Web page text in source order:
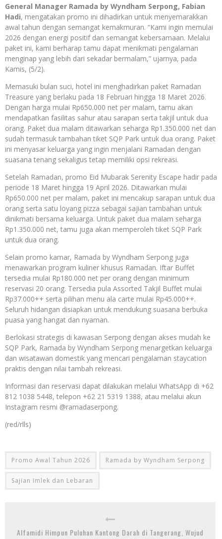
General Manager Ramada by Wyndham Serpong, Fabian
Hadi, mengatakan promo ini dihadirkan untuk menyemarakkan
awal tahun dengan semangat kemakmuran. “Kami ingin memulai
2026 dengan energi positif dan semangat kebersamaan. Melalui
paket ini, kami berharap tamu dapat menikmati pengalaman
menginap yang lebih dari sekadar bermalam,” ujarnya, pada
Kamis, (5/2).
Memasuki bulan suci, hotel ini menghadirkan paket Ramadan
Treasure yang berlaku pada 18 Februari hingga 18 Maret 2026.
Dengan harga mulai Rp650.000 net per malam, tamu akan
mendapatkan fasilitas sahur atau sarapan serta takjil untuk dua
orang. Paket dua malam ditawarkan seharga Rp1.350.000 net dan
sudah termasuk tambahan tiket SQP Park untuk dua orang. Paket
ini menyasar keluarga yang ingin menjalani Ramadan dengan
suasana tenang sekaligus tetap memiliki opsi rekreasi.
Setelah Ramadan, promo Eid Mubarak Serenity Escape hadir pada
periode 18 Maret hingga 19 April 2026. Ditawarkan mulai
Rp650.000 net per malam, paket ini mencakup sarapan untuk dua
orang serta satu loyang pizza sebagai sajian tambahan untuk
dinikmati bersama keluarga. Untuk paket dua malam seharga
Rp1.350.000 net, tamu juga akan memperoleh tiket SQP Park
untuk dua orang.
Selain promo kamar, Ramada by Wyndham Serpong juga
menawarkan program kuliner khusus Ramadan. Iftar Buffet
tersedia mulai Rp180.000 net per orang dengan minimum
reservasi 20 orang. Tersedia pula Assorted Takjil Buffet mulai
Rp37.000++ serta pilihan menu ala carte mulai Rp45.000++.
Seluruh hidangan disiapkan untuk mendukung suasana berbuka
puasa yang hangat dan nyaman.
Berlokasi strategis di kawasan Serpong dengan akses mudah ke
SQP Park, Ramada by Wyndham Serpong menargetkan keluarga
dan wisatawan domestik yang mencari pengalaman staycation
praktis dengan nilai tambah rekreasi.
Informasi dan reservasi dapat dilakukan melalui WhatsApp di +62
812 1038 5448, telepon +62 21 5319 1388, atau melalui akun
Instagram resmi @ramadaserpong.
(red/rlls)
Promo Awal Tahun 2026 Ramada by Wyndham Serpong
Sajian Imlek dan Lebaran
Alfamidi Himpun Puluhan Kantong Darah di Tangerang, Wujud